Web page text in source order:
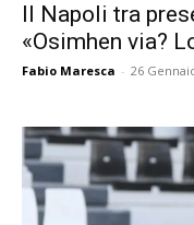
Il Napoli tra
«Osimhen via?
Fabio Maresca - 26